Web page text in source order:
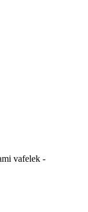
vafelek -